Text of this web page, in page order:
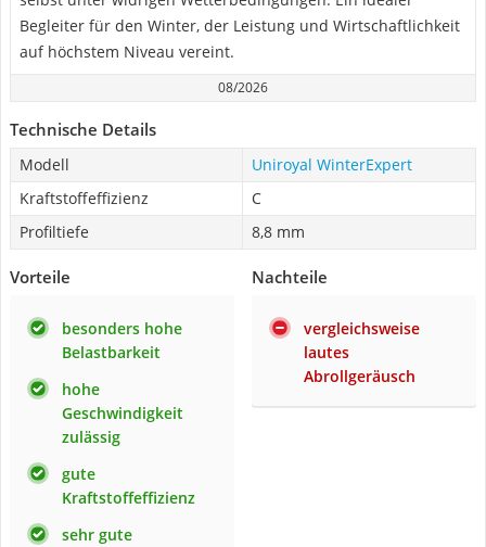
Begleiter für den Winter, der Leistung und Wirtschaftlichkeit
auf höchstem Niveau vereint.
08/2026
Technische Details
Modell
Uniroyal WinterExpert
Kraftstoffeffizienz
C
Profiltiefe
8,8 mm
Vorteile
besonders hohe
Belastbarkeit
hohe
Geschwindigkeit
zulässig
gute
Kraftstoffeffizienz
sehr gute
Nachteile
vergleichsweise
lautes
Abrollgeräusch